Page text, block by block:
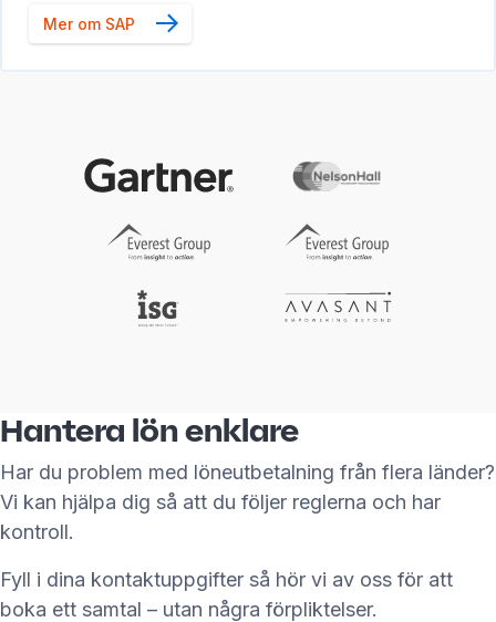
Mer om SAP
Hantera lön enklare
Har du problem med löneutbetalning från flera länder?
Vi kan hjälpa dig så att du följer reglerna och har
kontroll.
Fyll i dina kontaktuppgifter så hör vi av oss för att
boka ett samtal – utan några förpliktelser.